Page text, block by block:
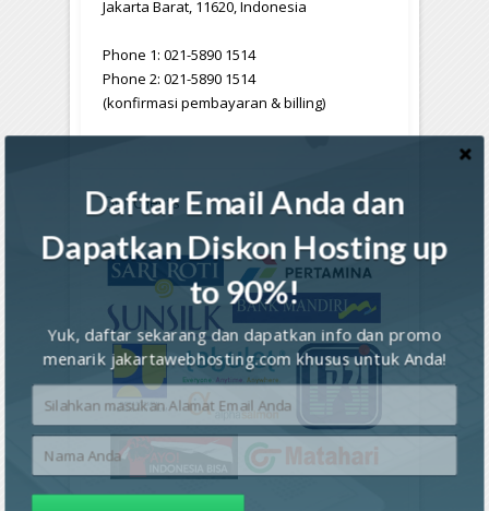
Jakarta Barat, 11620, Indonesia
Phone 1: 021-5890 1514
Phone 2: 021-5890 1514
(konfirmasi pembayaran & billing)
OurClients
Daftar Email Anda dan
Dapatkan Diskon Hosting up
to 90%!
Yuk, daftar sekarang dan dapatkan info dan promo
menarik jakartawebhosting.com khusus untuk Anda!